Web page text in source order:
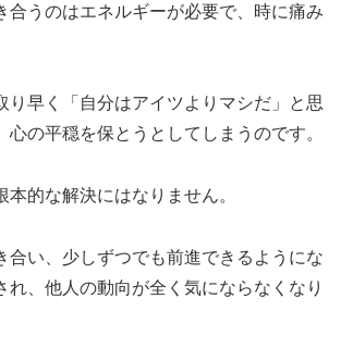
合うのはエネルギーが必要で、時に痛み
り早く「自分はアイツよりマシだ」と思
心の平穏を保とうとしてしまうのです。
本的な解決にはなりません。
合い、少しずつでも前進できるようにな
れ、他人の動向が全く気にならなくなり